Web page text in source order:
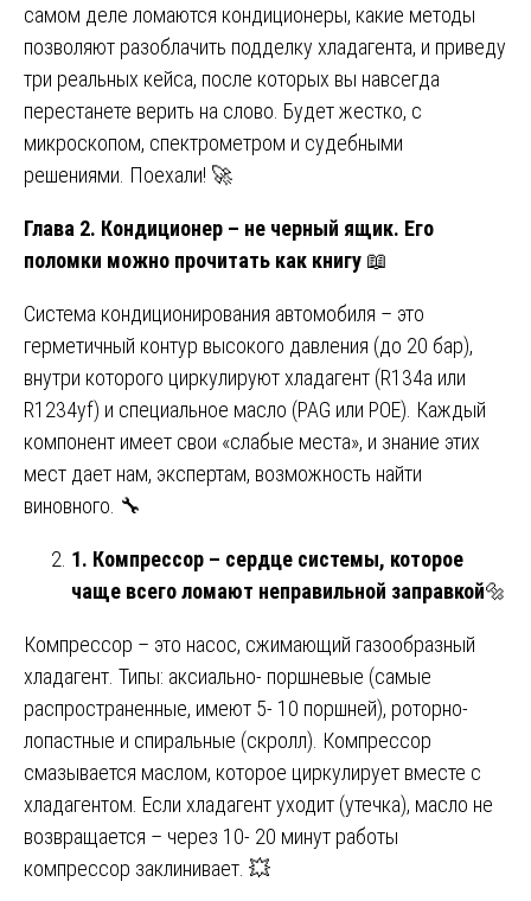
самом деле ломаются кондиционеры, какие методы
позволяют разоблачить подделку хладагента, и приведу
три реальных кейса, после которых вы навсегда
перестанете верить на слово. Будет жестко, с
микроскопом, спектрометром и судебными
решениями. Поехали! 🚀
Глава 2. Кондиционер – не черный ящик. Его
поломки можно прочитать как книгу 📖
Система кондиционирования автомобиля – это
герметичный контур высокого давления (до 20 бар),
внутри которого циркулируют хладагент (R134a или
R1234yf) и специальное масло (PAG или POE). Каждый
компонент имеет свои «слабые места», и знание этих
мест дает нам, экспертам, возможность найти
виновного. 🔧
1. Компрессор – сердце системы, которое
чаще всего ломают неправильной заправкой🔩
Компрессор – это насос, сжимающий газообразный
хладагент. Типы: аксиально- поршневые (самые
распространенные, имеют 5- 10 поршней), роторно-
лопастные и спиральные (скролл). Компрессор
смазывается маслом, которое циркулирует вместе с
хладагентом. Если хладагент уходит (утечка), масло не
возвращается – через 10- 20 минут работы
компрессор заклинивает. 💥